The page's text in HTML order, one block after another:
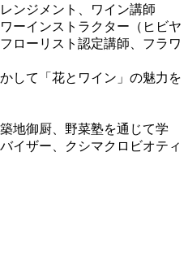
ジメント、ワイン講師
ーインストラクター（ヒビヤ
ローリスト認定講師、フラワ
して「花とワイン」の魅力を
地御厨、野菜塾を通じて学
イザー、クシマクロビオティ